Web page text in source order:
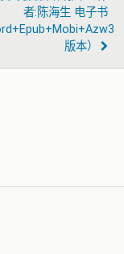
者:陈海生 电子书
版本）